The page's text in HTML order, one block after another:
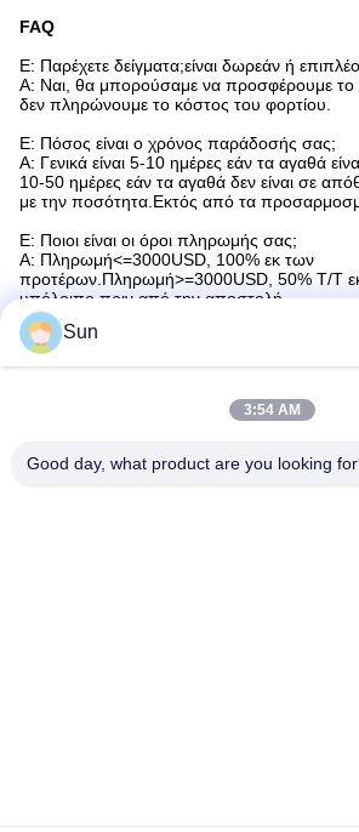
FAQ
Ε: Παρέχετε δείγματα;είναι δωρεάν ή
Α: Ναι, θα μπορούσαμε να προσφέρουμε το
δεν πληρώνουμε το κόστος του φορτίου.
Ε: Πόσος είναι ο χρόνος παράδοσής σας;
Α: Γενικά είναι 5-10 ημέρες εάν τα αγαθά
10-50 ημέρες εάν τα αγαθά δεν είναι σε
με την ποσότητα.Εκτός από τα
Ε: Ποιοι είναι οι όροι πληρωμής σας;
Α: Πληρωμή<=3000USD, 100% εκ των
προτέρων.Πληρωμή>=3000USD, 50% T/T
υπόλοιπο πριν από την αποστολή.
Sun
3:54 AM
Good day, what product are you looking